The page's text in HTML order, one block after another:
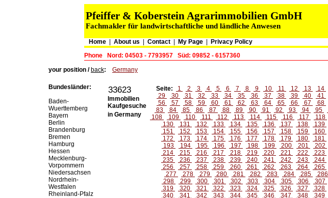
Pfeiffer & Koberstein Agrarimmobilien GmbH
Fachmakler für landwirtschaftliche und ländliche Anwesen
Home| About us Contact| My Page Privacy Policy
Phone
Nord: 04503 - 7793957 Süd: 09852 - 6157360
your position / back: Germany
Bundesländer:
Baden-
Wuerttemberg
Bayern
Berlin
Brandenburg
Bremen
Hamburg
Hessen
Mecklenburg-
Vorpommern
Niedersachsen
Nordrhein-
Westfalen
Rheinland-Pfalz
33623
Immobilien
Kaufgesuche
in Germany
Seite: 1 2 3 4 5 6 7 8 9 10 11 12 13 14
29
30 31 32 33 34 35 36 37 38 39 40 41
56
57 58 59 60 61 62 63 64 65 66 67 68
83
84 85 86 87 88 89 90 91 92 93 94 95
108
109 110 111 112 113 114 115 116 117 118
130
131 132 133 134 135 136 137 138 139
151
152 153 154 155 156 157 158 159 160
172
173 174 175 176 177 178 179 180 181
193
194 195 196 197 198 199 200 201 202
214
215 216 217 218 219 220 221 222 223
235
236 237 238 239 240 241 242 243 244
256
257 258 259 260 261 262 263 264 265
277
278 279 280 281 282 283 284 285 286
298
299 300 301 302 303 304 305 306 307
319
320 321 322 323 324 325 326 327 328
340
341 342 343 344 345 346 347 348 349